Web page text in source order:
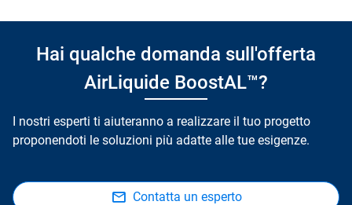
Hai qualche domanda sull'offerta
AirLiquide BoostAL™?
I nostri esperti ti aiuteranno a realizzare il tuo progetto
proponendoti le soluzioni più adatte alle tue esigenze.
Contatta un esperto